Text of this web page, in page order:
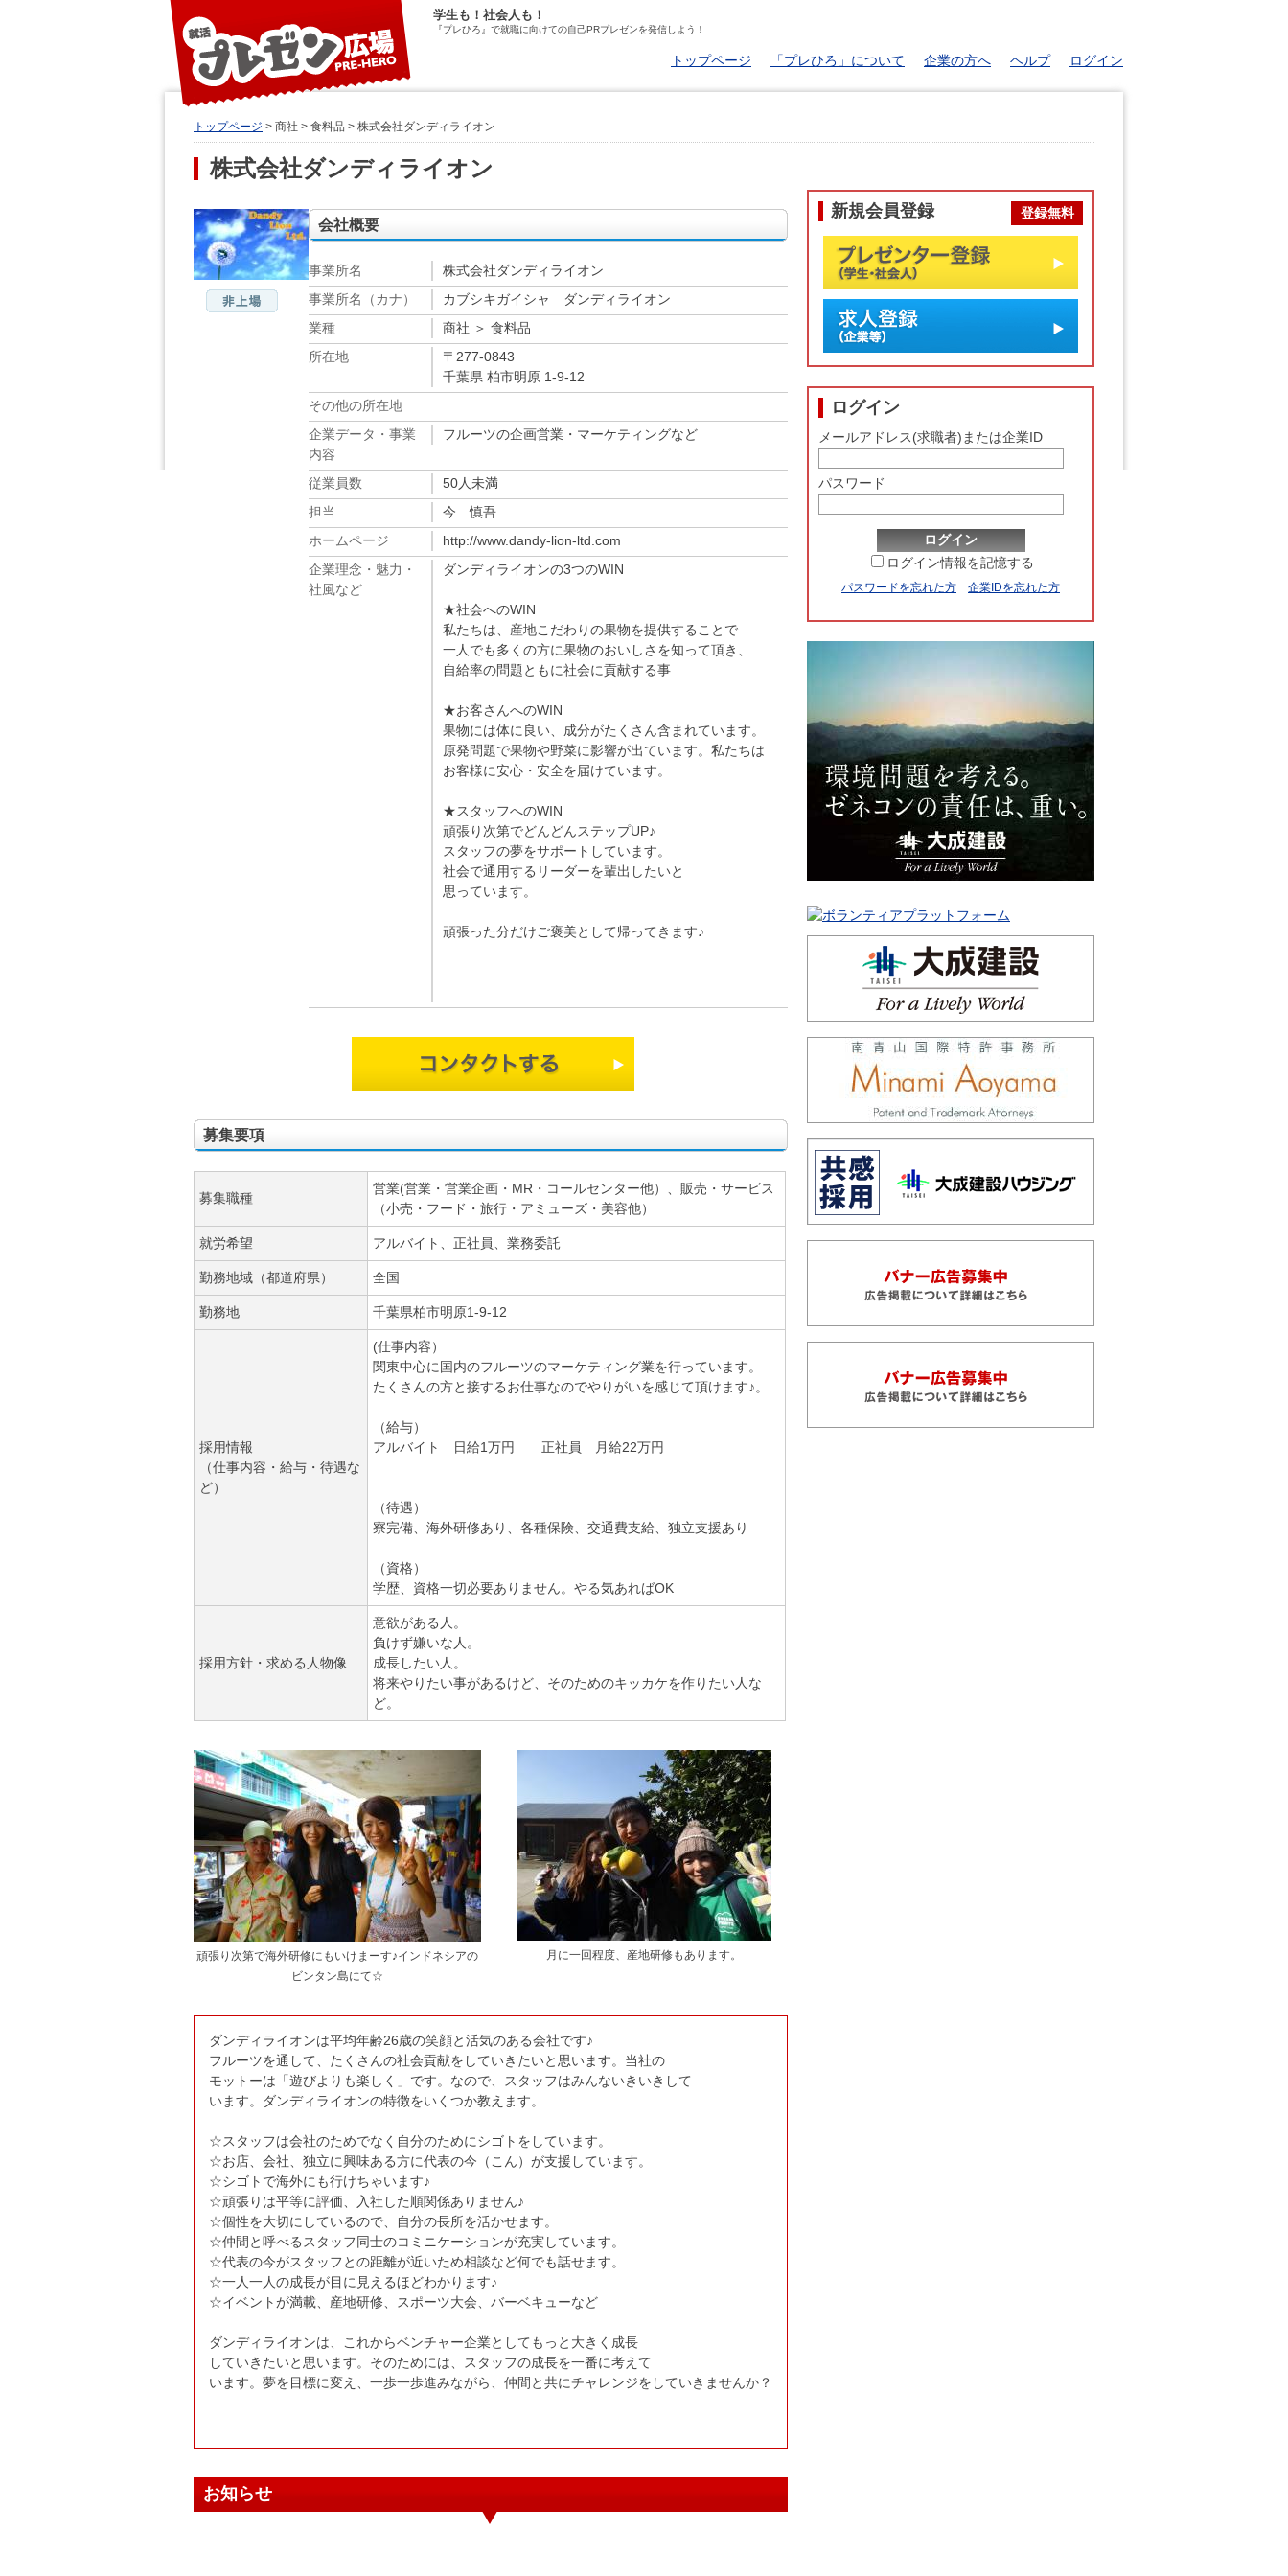
学生も！社会人も！
『プレひろ』で就職に向けての自己PRプレゼンを発信しよう！
トップページ 「プレひろ」について 企業の方へ ヘルプ ログイン
トップページ > 商社 > 食料品 > 株式会社ダンディライオン
株式会社ダンディライオン
会社概要
事業所名
株式会社ダンディライオン
事業所名（カナ）
カブシキガイシャ ダンディライオン
業種
商社 ＞ 食料品
所在地
〒277-0843
千葉県 柏市明原 1-9-12
その他の所在地
企業データ・事業
内容
フルーツの企画営業・マーケティングなど
従業員数
50人未満
担当
今 慎吾
ホームページ
http://www.dandy-lion-ltd.com
企業理念・魅力・
社風など
ダンディライオンの3つのWIN
★社会へのWIN
私たちは、産地こだわりの果物を提供することで
一人でも多くの方に果物のおいしさを知って頂き、
自給率の問題ともに社会に貢献する事
★お客さんへのWIN
果物には体に良い、成分がたくさん含まれています。
原発問題で果物や野菜に影響が出ています。私たちは
お客様に安心・安全を届けています。
★スタッフへのWIN
頑張り次第でどんどんステップUP♪
スタッフの夢をサポートしています。
社会で通用するリーダーを輩出したいと
思っています。
頑張った分だけご褒美として帰ってきます♪
募集要項
募集職種
営業(営業・営業企画・MR・コールセンター他）、販売・サービス
（小売・フード・旅行・アミューズ・美容他）
就労希望 アルバイト、正社員、業務委託
勤務地域（都道府県） 全国
勤務地 千葉県柏市明原1-9-12
採用情報
（仕事内容・給与・待遇な
ど）
(仕事内容）
関東中心に国内のフルーツのマーケティング業を行っています。
たくさんの方と接するお仕事なのでやりがいを感じて頂けます♪。
（給与）
アルバイト 日給1万円 正社員 月給22万円
（待遇）
寮完備、海外研修あり、各種保険、交通費支給、独立支援あり
（資格）
学歴、資格一切必要ありません。やる気あればOK
採用方針・求める人物像
意欲がある人。
負けず嫌いな人。
成長したい人。
将来やりたい事があるけど、そのためのキッカケを作りたい人な
ど。
頑張り次第で海外研修にもいけまーす♪インドネシアの
ビンタン島にて☆
月に一回程度、産地研修もあります。
ダンディライオンは平均年齢26歳の笑顔と活気のある会社です♪
フルーツを通して、たくさんの社会貢献をしていきたいと思います。当社の
モットーは「遊びよりも楽しく」です。なので、スタッフはみんないきいきして
います。ダンディライオンの特徴をいくつか教えます。
☆スタッフは会社のためでなく自分のためにシゴトをしています。
☆お店、会社、独立に興味ある方に代表の今（こん）が支援しています。
☆シゴトで海外にも行けちゃいます♪
☆頑張りは平等に評価、入社した順関係ありません♪
☆個性を大切にしているので、自分の長所を活かせます。
☆仲間と呼べるスタッフ同士のコミニケーションが充実しています。
☆代表の今がスタッフとの距離が近いため相談など何でも話せます。
☆一人一人の成長が目に見えるほどわかります♪
☆イベントが満載、産地研修、スポーツ大会、バーベキューなど
ダンディライオンは、これからベンチャー企業としてもっと大きく成長
していきたいと思います。そのためには、スタッフの成長を一番に考えて
います。夢を目標に変え、一歩一歩進みながら、仲間と共にチャレンジをしていきませんか？
お知らせ
新規会員登録 登録無料
プレゼンター登録
企業登録
ログイン
メールアドレス(求職者)または企業ID
パスワード
ログイン情報を記憶する
パスワードを忘れた方 企業IDを忘れた方